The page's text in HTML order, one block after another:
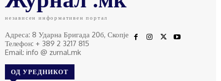
независен информативен портал
Адреса: 8 Ударна Бригада 20б, Скопје
Телефон: + 389 2 3217 815
Email: info @ zurnal.mk
ОД УРЕДНИКОТ